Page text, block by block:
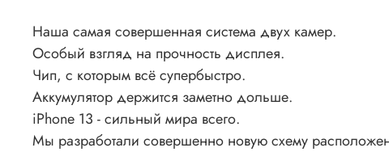
Наша самая совершенная система двух камер.
Особый взгляд на прочность дисплея.
Чип, с которым всё супербыстро.
Аккумулятор держится заметно дольше.
iPhone 13 - сильный мира всего.
Мы разработали совершенно новую схему